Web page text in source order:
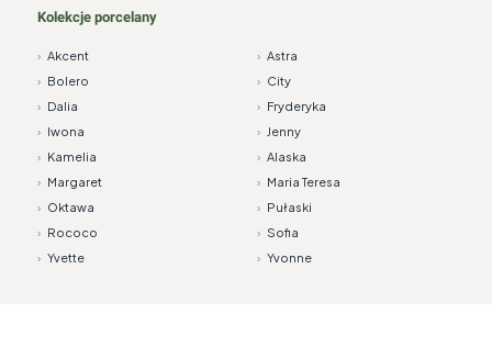
Kolekcje porcelany
› Akcent › Astra
› Bolero › City
› Dalia › Fryderyka
› Iwona › Jenny
› Kamelia › Alaska
› Margaret › Maria Teresa
› Oktawa › Pułaski
› Rococo › Sofia
› Yvette › Yvonne